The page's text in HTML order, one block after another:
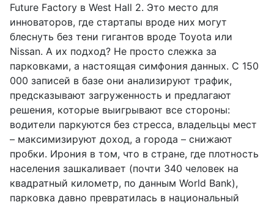
Future Factory в West Hall 2. Это место для
инноваторов, где стартапы вроде них могут
блеснуть без тени гигантов вроде Toyota или
Nissan. А их подход? Не просто слежка за
парковками, а настоящая симфония данных. С 150
000 записей в базе они анализируют трафик,
предсказывают загруженность и предлагают
решения, которые выигрывают все стороны:
водители паркуются без стресса, владельцы мест
– максимизируют доход, а города – снижают
пробки. Ирония в том, что в стране, где плотность
населения зашкаливает (почти 340 человек на
квадратный километр, по данным World Bank),
парковка давно превратилась в национальный